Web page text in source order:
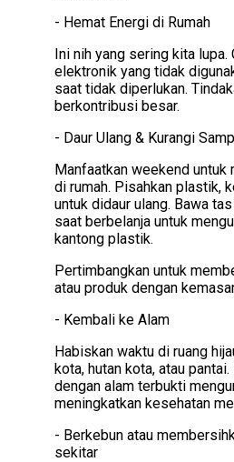
- Hemat Energi di Rumah
Ini nih yang sering kita lupa.
elektronik yang tidak
saat tidak diperlukan.
berkontribusi besar.
- Daur Ulang & Kurangi
Manfaatkan weekend untuk
di rumah. Pisahkan plastik,
untuk didaur ulang. Bawa
saat berbelanja untuk
kantong plastik.
Pertimbangkan untuk
atau produk dengan
- Kembali ke Alam
Habiskan waktu di ruang
kota, hutan kota, atau
dengan alam terbukti
meningkatkan kesehatan
- Berkebun atau
sekitar